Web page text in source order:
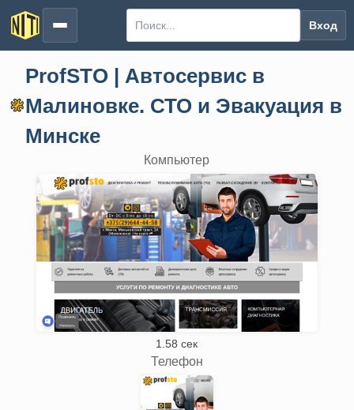
Вход
ProfSTO | Автосервис в
Малиновке. СТО и Эвакуация в
Минске
Компьютер
1.58 сек
Телефон